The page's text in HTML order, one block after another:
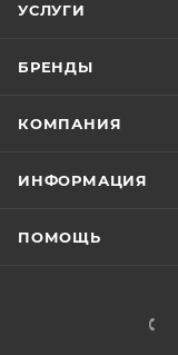
УСЛУГИ
БРЕНДЫ
КОМПАНИЯ
ИНФОРМАЦИЯ
ПОМОЩЬ